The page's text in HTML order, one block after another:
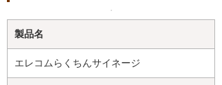
製品名
エレコムらくちんサイネージ